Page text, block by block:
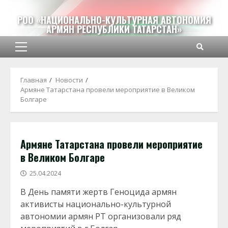
содержимому
РОО «НАЦИОНАЛЬНО-КУЛЬТУРНАЯ АВТОНОМИЯ
АРМЯН РЕСПУБЛИКИ ТАТАРСТАН»
Основное
Главная
Новости
Армяне Татарстана провели мероприятие в Великом
Болгаре
Армяне Татарстана провели мероприятие
в Великом Болгаре
25.04.2024
В День памяти жертв Геноцида армян
активисты национально-культурной
автономии армян РТ организовали ряд